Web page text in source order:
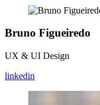
Bruno Figueiredo
UX & UI Design
linkedin